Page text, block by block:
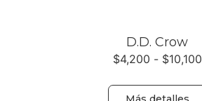
D.D. Crow
$4,200 - $10,100